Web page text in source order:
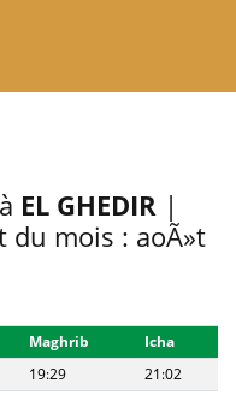
EL GHEDIR |
du mois : aoÃ»t
Maghrib
Icha
19:29
21:02